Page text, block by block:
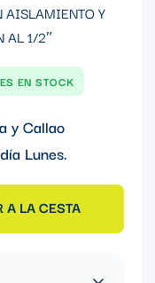
AISLAMIENTO Y
AL 1/2″
EN STOCK
y Callao
Lunes.
LA CESTA